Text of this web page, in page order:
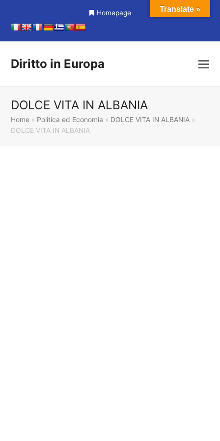
Homepage
Diritto in Europa
DOLCE VITA IN ALBANIA
Home » Politica ed Economia » DOLCE VITA IN ALBANIA »
DOLCE VITA IN ALBANIA
Translate »